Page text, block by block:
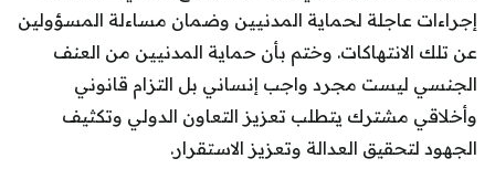
إجراءات عاجلة لحماية المدنيين وضمان مساءلة المسؤولين
عن تلك الانتهاكات. وختم بأن حماية المدنيين من العنف
الجنسي ليست مجرد واجب إنساني بل التزام قانوني
وأخلاقي مشترك يتطلب تعزيز التعاون الدولي وتكثيف
الجهود لتحقيق العدالة وتعزيز الاستقرار.